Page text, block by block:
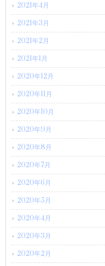
2021年4月
2021年3月
2021年2月
2021年1月
2020年12月
2020年11月
2020年10月
2020年9月
2020年8月
2020年7月
2020年6月
2020年5月
2020年4月
2020年3月
2020年2月